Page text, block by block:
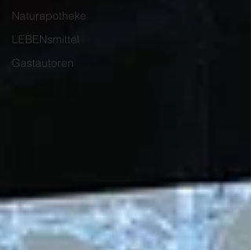
Naturapotheke
LEBENsmittel
Gastautoren